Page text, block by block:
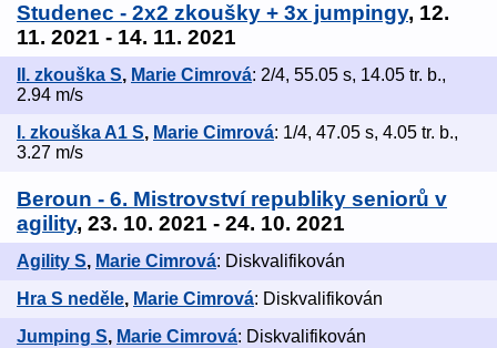
Studenec - 2x2 zkoušky + 3x jumpingy, 12.
11. 2021 - 14. 11. 2021
II. zkouška S, Marie Cimrová: 2/4, 55.05 s, 14.05 tr. b.,
2.94 m/s
I. zkouška A1 S, Marie Cimrová: 1/4, 47.05 s, 4.05 tr. b.,
3.27 m/s
Beroun - 6. Mistrovství republiky seniorů v
agility, 23. 10. 2021 - 24. 10. 2021
Agility S, Marie Cimrová: Diskvalifikován
Hra S neděle, Marie Cimrová: Diskvalifikován
Jumping S, Marie Cimrová: Diskvalifikován